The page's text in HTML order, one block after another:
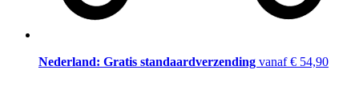
Nederland: Gratis standaardverzending vanaf € 54,90